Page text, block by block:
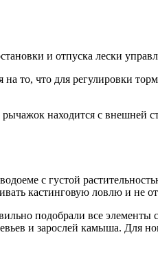
и отпуска лески
что для регулировки
находится с внешней
с густой
кастинговую ловлю и не
подобрали все элементы
и зарослей камыша. Для